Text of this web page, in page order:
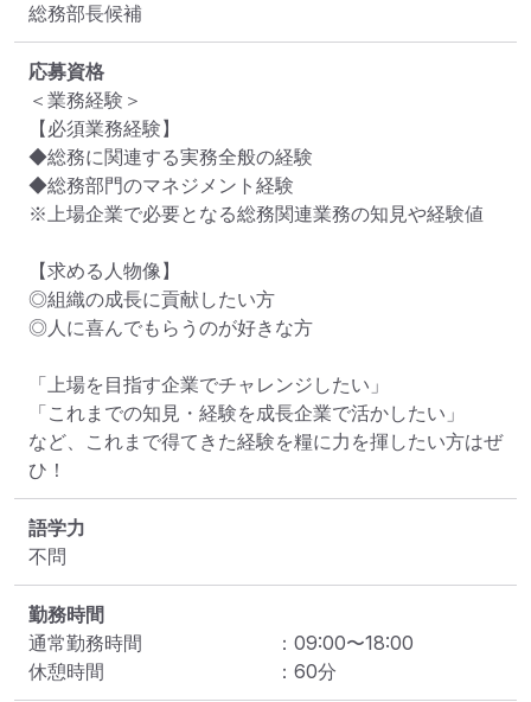
総務部長候補
応募資格
＜業務経験＞
【必須業務経験】
◆総務に関連する実務全般の経験
◆総務部門のマネジメント経験
※上場企業で必要となる総務関連業務の知見や経験値
【求める人物像】
◎組織の成長に貢献したい方
◎人に喜んでもらうのが好きな方
「上場を目指す企業でチャレンジしたい」
「これまでの知見・経験を成長企業で活かしたい」
など、これまで得てきた経験を糧に力を揮したい方はぜ
ひ！
語学力
不問
勤務時間
通常勤務時間
： 09:00〜18:00
休憩時間
： 60分